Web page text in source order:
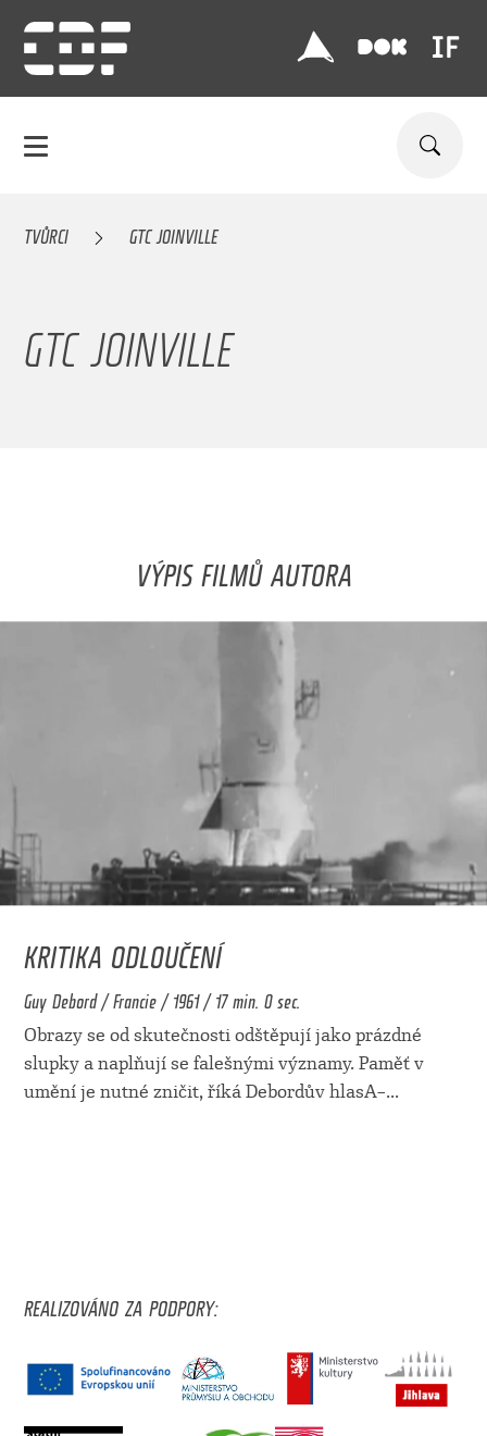
TVŮRCI GTC JOINVILLE
GTC JOINVILLE
VÝPIS FILMŮ AUTORA
KRITIKA ODLOUČENÍ
Guy Debord / Francie / 1961 / 17 min. 0 sec.
Obrazy se od skutečnosti odštěpují jako prázdné
slupky a naplňují se falešnými významy. Paměť v
umění je nutné zničit, říká Debordův hlasA–...
REALIZOVÁNO ZA PODPORY: